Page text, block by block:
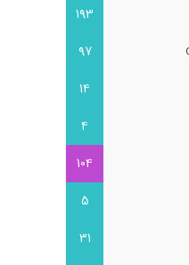
193
97
14
4
104
5
31